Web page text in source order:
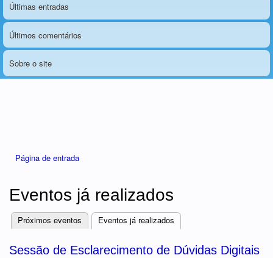
Últimas entradas
Últimos comentários
Sobre o site
Página de entrada
Eventos já realizados
Separadores
Próximos eventos Eventos já realizados
Sessão de Esclarecimento de Dúvidas Digitais